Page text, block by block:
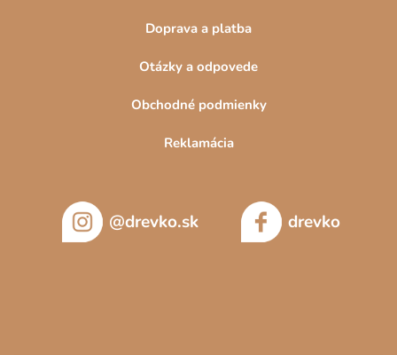
Doprava a platba
Otázky a odpovede
Obchodné podmienky
Reklamácia
@drevko.sk drevko